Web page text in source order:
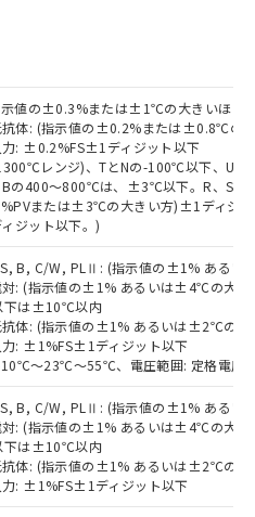
示値の±0.3%または±1℃の大きいほう
抗体: (指示値の±0.2%または±0.8℃の
力: ±0.2%FS±1ディジット以下
レンジ)、TとNの-100℃以下、U
Bの400～800℃は、±3℃以下。R、S
または±3℃の大きい方)±1ディジ
ジット以下。)
S, B, C/W, PLⅡ: (指示値の±1% ある
対: (指示値の±1% あるいは±4℃の大き
下は±10℃以内
抗体: (指示値の±1% あるいは±2℃の大
力: ±1%FS±1ディジット以下
10℃～23℃～55℃、電圧範囲: 定格電圧
S, B, C/W, PLⅡ: (指示値の±1% ある
対: (指示値の±1% あるいは±4℃の大き
下は±10℃以内
抗体: (指示値の±1% あるいは±2℃の大
力: ±1%FS±1ディジット以下
記載されている法人を
点で非含有を証明す
て非含有を証明する
タル酸エステル類４
完了までの期間は出
在することから備考
おりました。
への在庫切替を完了
段のことがない限
り割愛しておりま